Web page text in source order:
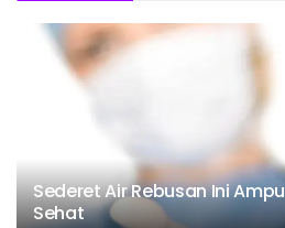
Sederet Air Rebusan Ini
Sehat